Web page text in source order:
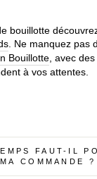
bouillotte
. Ne manquez pas
Bouillotte, avec
à vos attentes.
FAUT-IL
MA COMMANDE ?